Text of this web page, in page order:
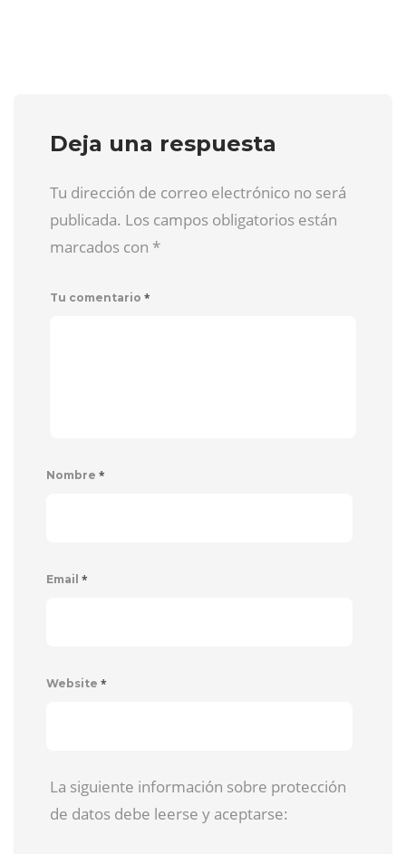
Deja una respuesta
Tu dirección de correo electrónico no será
publicada. Los campos obligatorios están
marcados con *
Tu comentario *
Nombre *
Email *
Website *
La siguiente información sobre protección
de datos debe leerse y aceptarse: